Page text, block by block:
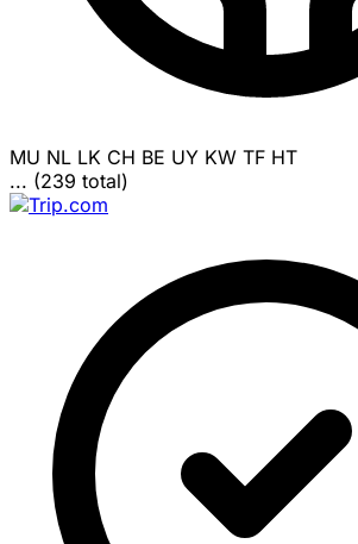
MU NL LK CH BE UY KW TF HT
... (239 total)